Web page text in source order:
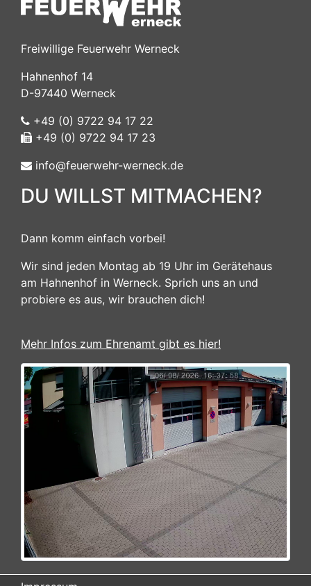
Freiwillige Feuerwehr Werneck
Hahnenhof 14
D-97440 Werneck
+49 (0) 9722 94 17 22
+49 (0) 9722 94 17 23
info@feuerwehr-werneck.de
DU WILLST MITMACHEN?
Dann komm einfach vorbei!
Wir sind jeden Montag ab 19 Uhr im Gerätehaus
am Hahnenhof in Werneck. Sprich uns an und
probiere es aus, wir brauchen dich!
Mehr Infos zum Ehrenamt gibt es hier!